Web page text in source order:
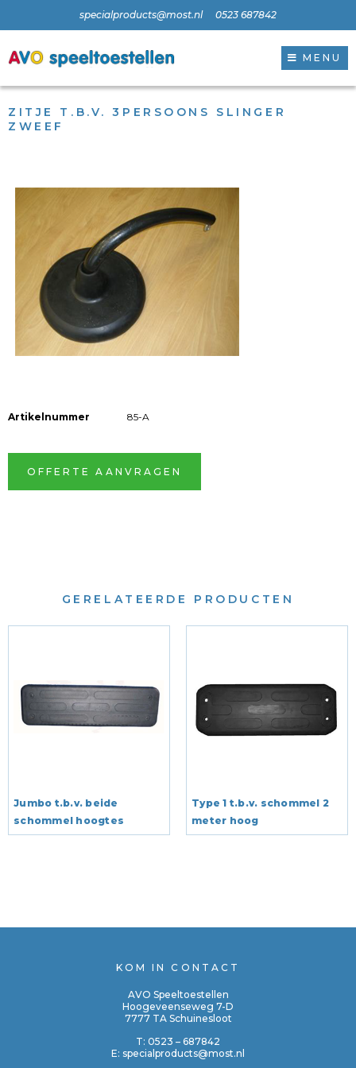
specialproducts@most.nl 0523 687842
MENU
ZITJE T.B.V. 3PERSOONS SLINGER
ZWEEF
Artikelnummer 85-A
OFFERTE AANVRAGEN
GERELATEERDE PRODUCTEN
Jumbo t.b.v. beide
schommel hoogtes
Type 1 t.b.v. schommel 2
meter hoog
KOM IN CONTACT
AVO Speeltoestellen
Hoogeveenseweg 7-D
7777 TA Schuinesloot
T: 0523 – 687842
E: specialproducts@most.nl